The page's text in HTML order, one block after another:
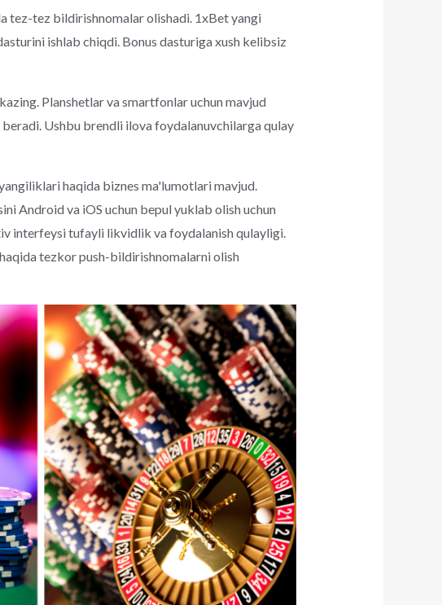
tez-tez bildirishnomalar olishadi. 1xBet yangi
ishlab chiqdi. Bonus dasturiga xush kelibsiz
Planshetlar va smartfonlar uchun mavjud
Ushbu brendli ilova foydalanuvchilarga qulay
haqida biznes ma'lumotlari mavjud.
Android va iOS uchun bepul yuklab olish uchun
interfeysi tufayli likvidlik va foydalanish qulayligi.
tezkor push-bildirishnomalarni olish